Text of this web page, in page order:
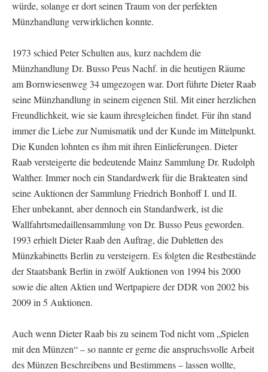
würde, solange er dort seinen Traum von der perfekten
Münzhandlung verwirklichen konnte.
1973 schied Peter Schulten aus, kurz nachdem die
Münzhandlung Dr. Busso Peus Nachf. in die heutigen Räume
am Bornwiesenweg 34 umgezogen war. Dort führte Dieter Raab
seine Münzhandlung in seinem eigenen Stil. Mit einer herzlichen
Freundlichkeit, wie sie kaum ihresgleichen findet. Für ihn stand
immer die Liebe zur Numismatik und der Kunde im Mittelpunkt.
Die Kunden lohnten es ihm mit ihren Einlieferungen. Dieter
Raab versteigerte die bedeutende Mainz Sammlung Dr. Rudolph
Walther. Immer noch ein Standardwerk für die Brakteaten sind
seine Auktionen der Sammlung Friedrich Bonhoff I. und II.
Eher unbekannt, aber dennoch ein Standardwerk, ist die
Wallfahrtsmedaillensammlung von Dr. Busso Peus geworden.
1993 erhielt Dieter Raab den Auftrag, die Dubletten des
Münzkabinetts Berlin zu versteigern. Es folgten die Restbestände
der Staatsbank Berlin in zwölf Auktionen von 1994 bis 2000
sowie die alten Aktien und Wertpapiere der DDR von 2002 bis
2009 in 5 Auktionen.
Auch wenn Dieter Raab bis zu seinem Tod nicht vom „Spielen
mit den Münzen“ – so nannte er gerne die anspruchsvolle Arbeit
des Münzen Beschreibens und Bestimmens – lassen wollte,